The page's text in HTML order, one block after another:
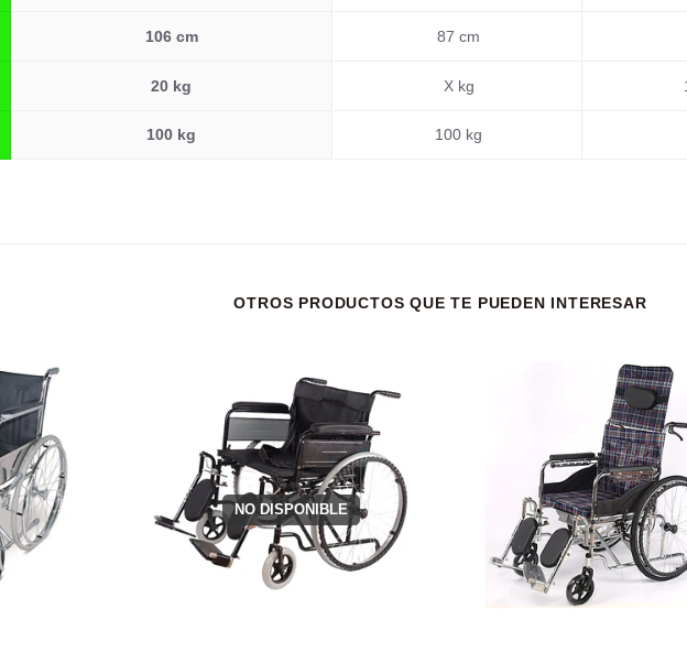
106 cm
20 kg
100 kg
87 cm
X kg
100 kg
OTROS PRODUCTOS QUE TE PUEDEN INTERESAR
NO DISPONIBLE